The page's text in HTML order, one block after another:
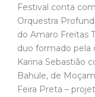
Festival conta
Orquestra
do Amaro Freitas
duo formado pela
Karina Sebastião
Bahule, de
Feira Preta –